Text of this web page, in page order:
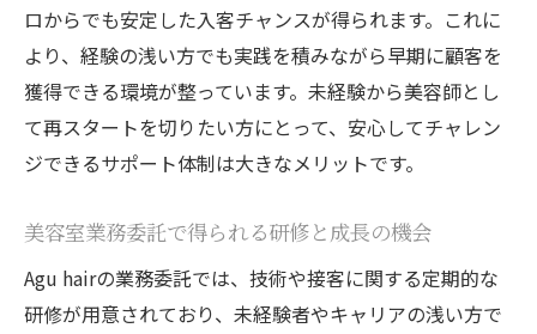
ロからでも安定した入客チャンスが得られます。これに
より、経験の浅い方でも実践を積みながら早期に顧客を
獲得できる環境が整っています。未経験から美容師とし
て再スタートを切りたい方にとって、安心してチャレン
ジできるサポート体制は大きなメリットです。
美容室業務委託で得られる研修と成長の機会
Agu hairの業務委託では、技術や接客に関する定期的な
研修が用意されており、未経験者やキャリアの浅い方で